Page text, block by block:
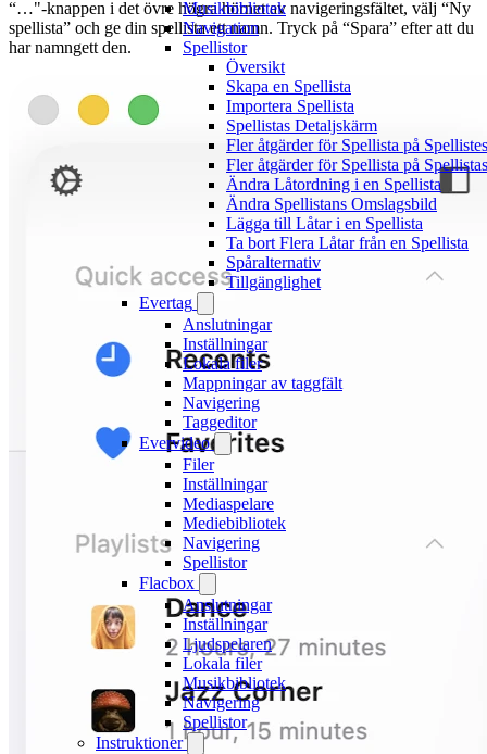
Musikbibliotek
Navigation
Spellistor
Översikt
Skapa en Spellista
Importera Spellista
Spellistas Detaljskärm
Fler åtgärder för Spellista på
Fler åtgärder för Spellista på
Ändra Låtordning i en Spellista
Ändra Spellistans Omslagsbild
Lägga till Låtar i en Spellista
Ta bort Flera Låtar från en Spellista
Spåralternativ
Tillgänglighet
Evertag
Anslutningar
Inställningar
Lokala filer
Mappningar av taggfält
Navigering
Taggeditor
Evervideo
Filer
Inställningar
Mediaspelare
Mediebibliotek
Navigering
Spellistor
Flacbox
Anslutningar
Inställningar
Ljudspelaren
Lokala filer
Musikbibliotek
Navigering
Spellistor
Instruktioner
“…"-knappen i det övre högra hörnet av navigeringsfältet, välj “Ny
spellista” och ge din spellista ett namn. Tryck på “Spara” efter att du
har namngett den.